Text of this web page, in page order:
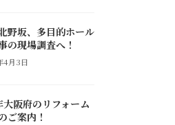
野坂、多目的ホール
の現場調査へ！
4月3日
阪府のリフォーム
ご案内！